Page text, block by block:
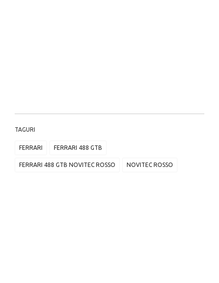
TAGURI
FERRARI FERRARI 488 GTB
FERRARI 488 GTB NOVITEC ROSSO NOVITEC ROSSO